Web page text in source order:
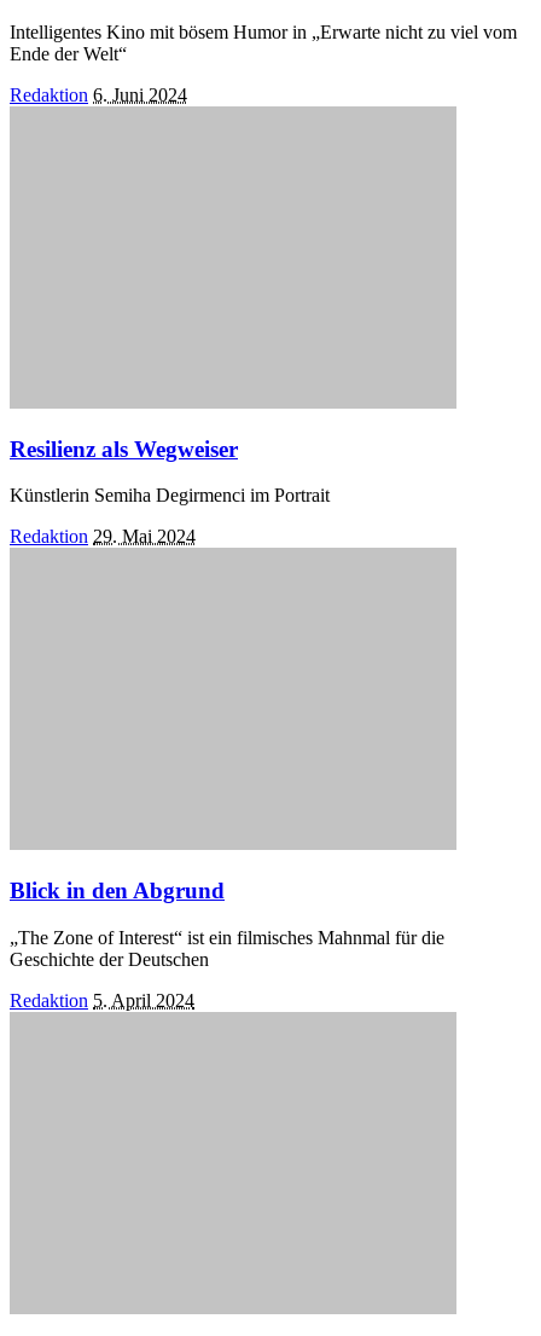
Intelligentes Kino mit bösem Humor in „Erwarte nicht zu viel vom
Ende der Welt“
Posted
Redaktion 6. Juni 2024
Resilienz als Wegweiser
Künstlerin Semiha Degirmenci im Portrait
Posted
Redaktion 29. Mai 2024
Blick in den Abgrund
„The Zone of Interest“ ist ein filmisches Mahnmal für die
Geschichte der Deutschen
Posted
Redaktion 5. April 2024